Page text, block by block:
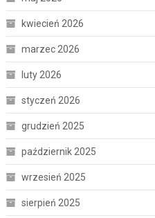
kwiecień 2026
marzec 2026
luty 2026
styczeń 2026
grudzień 2025
październik 2025
wrzesień 2025
sierpień 2025